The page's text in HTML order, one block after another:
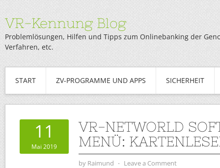
VR-Kennung Blog
Problemlösungen, Hilfen und Tipps zum Onlinebanking der
Verfahren, etc.
START ZV-PROGRAMME UND APPS SICHERHEIT
11
Mai 2019
VR-NETWORLD
MENÜ:
by Raimund ⋅ Leave a Comment